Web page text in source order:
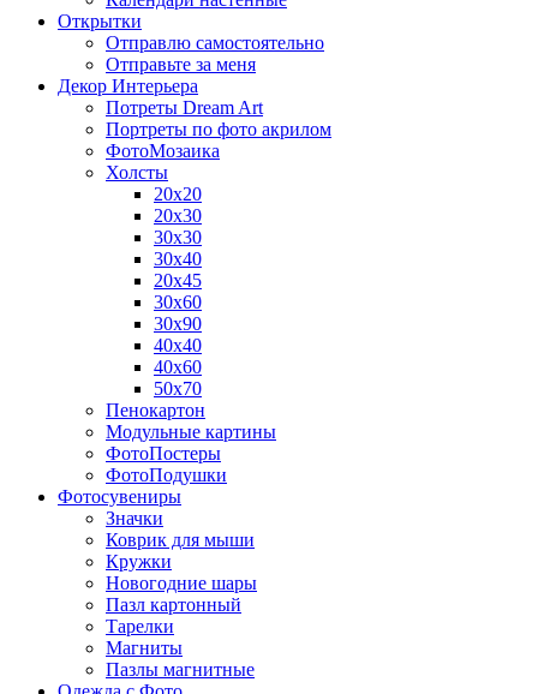
Открытки
Отправлю самостоятельно
Отправьте за меня
Декор Интерьера
Потреты Dream Art
Портреты по фото акрилом
ФотоМозаика
Холсты
20х20
20х30
30х30
30х40
20х45
30х60
30х90
40х40
40х60
50х70
Пенокартон
Модульные картины
ФотоПостеры
ФотоПодушки
Фотоcувениры
Значки
Коврик для мыши
Кружки
Новогодние шары
Пазл картонный
Тарелки
Магниты
Пазлы магнитные